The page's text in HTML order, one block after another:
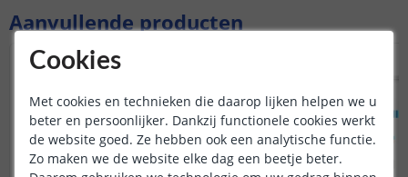
Aanvullende producten
Cookies
Met cookies en technieken die daarop lijken helpen we u
beter en persoonlijker. Dankzij functionele cookies werkt
de website goed. Ze hebben ook een analytische functie.
Zo maken we de website elke dag een beetje beter.